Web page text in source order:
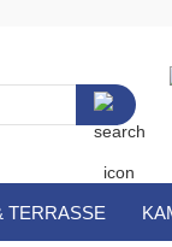
TERRASSE